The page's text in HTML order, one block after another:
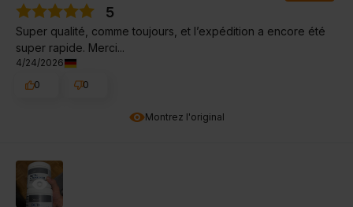
Montrez l'original
5
Super qualité, comme toujours, et l’expédition a encore été
super rapide. Merci...
4/24/2026
0
0